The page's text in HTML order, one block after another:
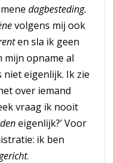
dagbesteding.
volgens mij ook
en sla ik geen
mijn opname al
niet eigenlijk. Ik zie
over iemand
vraag ik nooit
eigenlijk?’ Voor
ik ben
.